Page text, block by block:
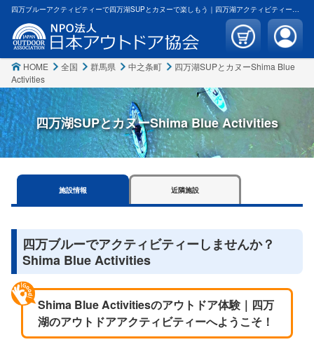
四万ブルーアクティビティーで四万湖SUPとカヌーで楽しもう｜四万湖アクティビティー｜その他キャンプBBQとラフティングキャニオニングをしませんか？Shima Blue Activities | 日本アウトドア協会
HOME 全国 群馬県 中之条町
四万湖SUPとカヌーShima Blue
Activities
四万湖SUPとカヌーShima Blue Activities
施設情報 近隣施設
四万ブルーでアクティビティーしませんか？
Shima Blue Activities
Shima Blue Activitiesのアウトドア体験｜四万
湖のアウトドアアクティビティーへようこそ！